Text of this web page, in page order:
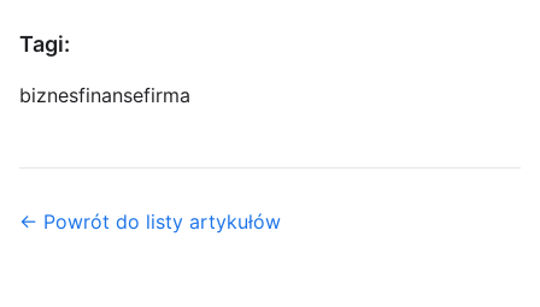
Tagi:
biznesfinansefirma
← Powrót do listy artykułów